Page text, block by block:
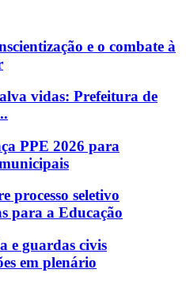
e o combate à
vidas: Prefeitura de
PPE 2026 para
processo seletivo
para a Educação
e guardas civis
em plenário